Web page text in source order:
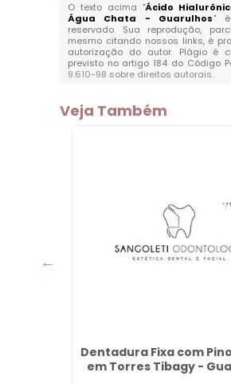
O texto acima "Ácido
Água Chata - Guarulhos"
reservado. Sua reprodução,
mesmo citando nossos links, é
autorização do autor. Plágio é
previsto no artigo 184 do Código
9.610-98 sobre direitos autorais.
Veja Também
Dentadura Fixa com
em Torres Tibagy -